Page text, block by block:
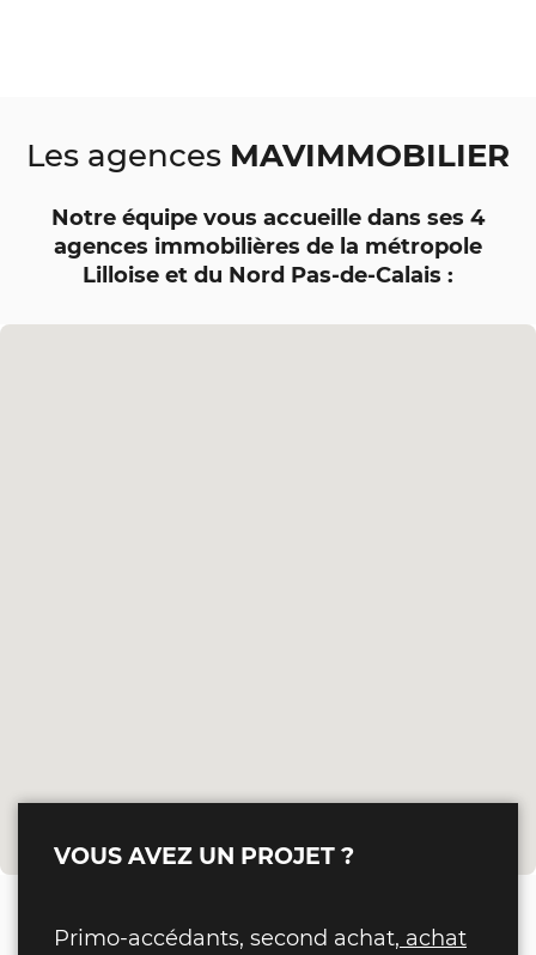
Les agences MAVIMMOBILIER
Notre équipe vous accueille dans ses 4
agences immobilières de la métropole
Lilloise et du Nord Pas-de-Calais :
VOUS AVEZ UN PROJET ?
Primo-accédants, second achat, achat